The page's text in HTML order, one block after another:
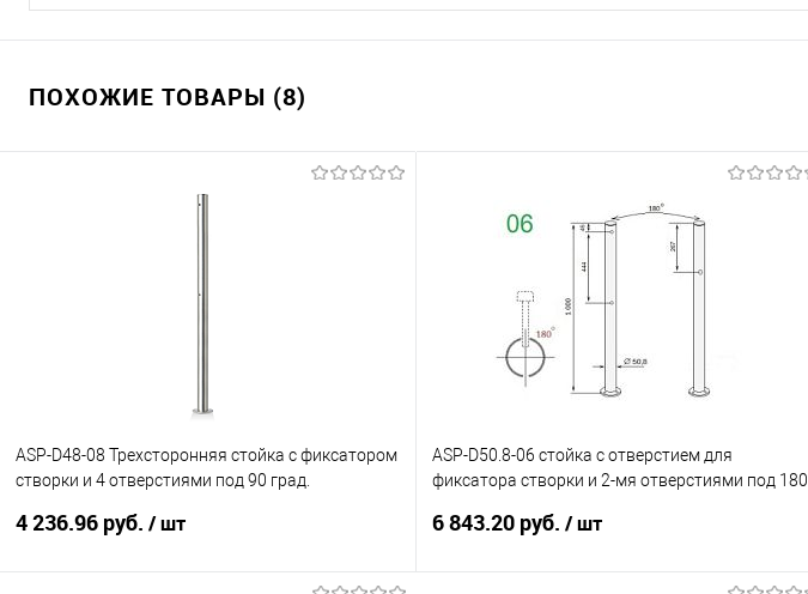
ПОХОЖИЕ ТОВАРЫ (8)
ASP-D48-08 Трехсторонняя стойка с фиксатором
створки и 4 отверстиями под 90 град.
4 236.96 руб. / шт
ASP-D50.8-06 стойка с отверстием для
фиксатора створки и 2-мя отверстиями под 180
6 843.20 руб. / шт